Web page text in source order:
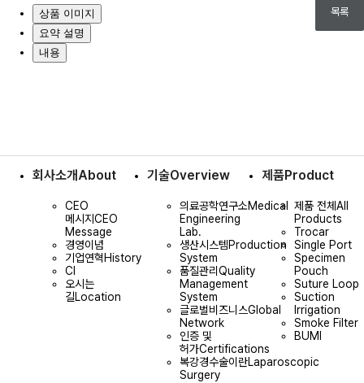
상품 이미지
요약 설명
내용
목록
회사소개 About
CEO
메시지CEO
Message
경영이념
기업연혁 History
CI
오시는
길Location
기술Overview
의료공학연구소Medical
Engineering
Lab.
생산시스템Production
System
품질관리Quality
Management
System
글로벌비즈니스Global
Network
인증 및
허가Certifications
복강경수술이란Laparoscopic
Surgery
제품Product
제품 전체All
Products
Trocar
Single Port
Specimen
Pouch
Suture Loop
Suction
Irrigation
Smoke Filter
BUMI